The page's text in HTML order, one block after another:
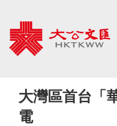
大灣區首台「
電